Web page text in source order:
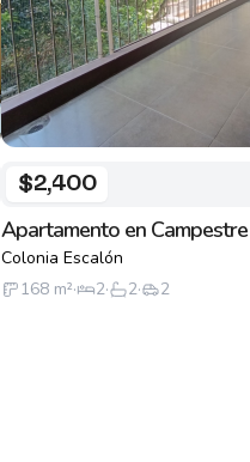
$2,400
Apartamento en
Colonia Escalón
168 m²· 2· 2· 2